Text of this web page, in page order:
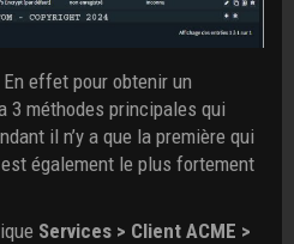
effet pour obtenir un
3 méthodes principales qui
il n’y a que la première qui
également le plus fortement
Services > Client ACME >